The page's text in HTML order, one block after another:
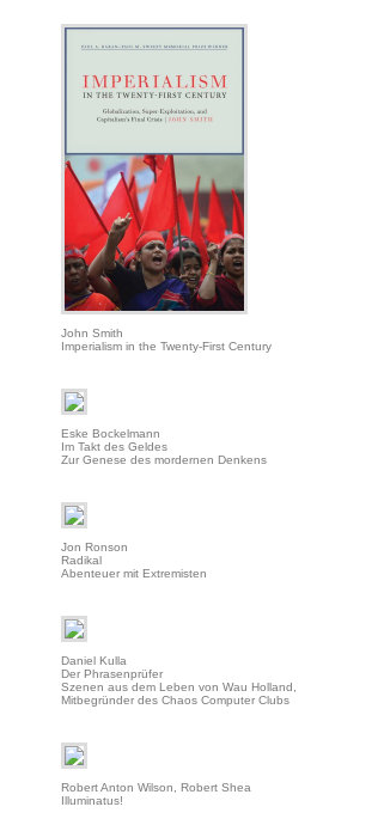
John Smith
Imperialism in the Twenty-First Century
Eske Bockelmann
Im Takt des Geldes
Zur Genese des mordernen Denkens
Jon Ronson
Radikal
Abenteuer mit Extremisten
Daniel Kulla
Der Phrasenprüfer
Szenen aus dem Leben von Wau Holland,
Mitbegründer des Chaos Computer Clubs
Robert Anton Wilson, Robert Shea
Illuminatus!